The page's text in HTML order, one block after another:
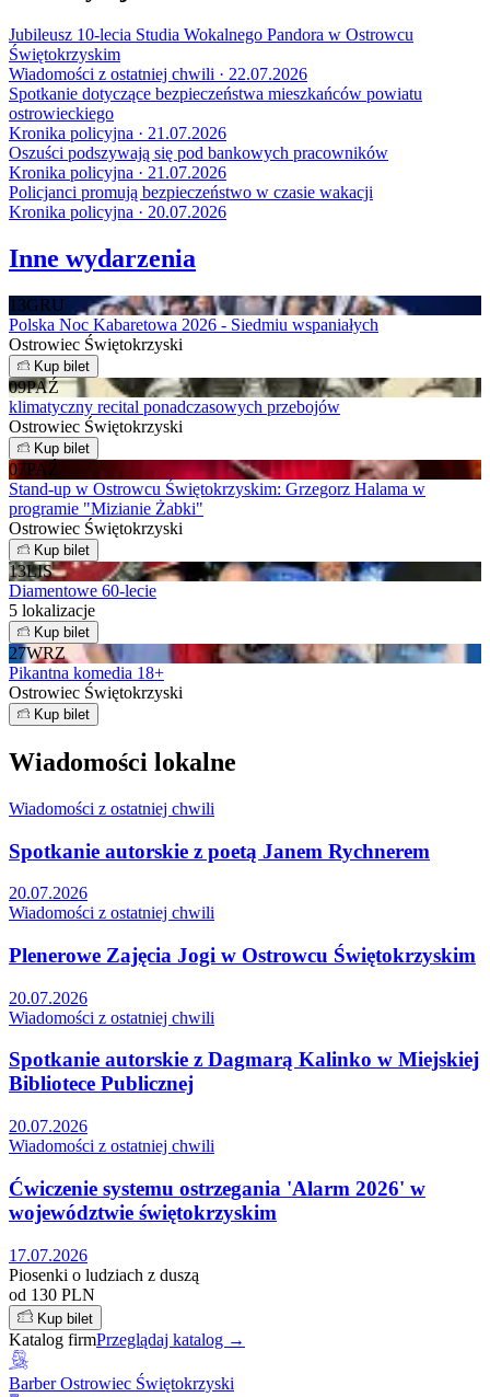
Jubileusz 10-lecia Studia Wokalnego Pandora w Ostrowcu
Świętokrzyskim
Wiadomości z ostatniej chwili · 22.07.2026
Spotkanie dotyczące bezpieczeństwa mieszkańców powiatu
ostrowieckiego
Kronika policyjna · 21.07.2026
Oszuści podszywają się pod bankowych pracowników
Kronika policyjna · 21.07.2026
Policjanci promują bezpieczeństwo w czasie wakacji
Kronika policyjna · 20.07.2026
Inne wydarzenia
13GRU
Polska Noc Kabaretowa 2026 - Siedmiu wspaniałych
Ostrowiec Świętokrzyski
Kup bilet
09PAŹ
klimatyczny recital ponadczasowych przebojów
Ostrowiec Świętokrzyski
Kup bilet
07PAŹ
Stand-up w Ostrowcu Świętokrzyskim: Grzegorz Halama w
programie "Mizianie Żabki"
Ostrowiec Świętokrzyski
Kup bilet
13LIS
Diamentowe 60-lecie
5 lokalizacje
Kup bilet
27WRZ
Pikantna komedia 18+
Ostrowiec Świętokrzyski
Kup bilet
Wiadomości lokalne
Wiadomości z ostatniej chwili
Spotkanie autorskie z poetą Janem Rychnerem
20.07.2026
Wiadomości z ostatniej chwili
Plenerowe Zajęcia Jogi w Ostrowcu Świętokrzyskim
20.07.2026
Wiadomości z ostatniej chwili
Spotkanie autorskie z Dagmarą Kalinko w Miejskiej
Bibliotece Publicznej
20.07.2026
Wiadomości z ostatniej chwili
Ćwiczenie systemu ostrzegania 'Alarm 2026' w
województwie świętokrzyskim
17.07.2026
Piosenki o ludziach z duszą
od 130 PLN
Kup bilet
Katalog firmPrzeglądaj katalog →
Barber Ostrowiec Świętokrzyski